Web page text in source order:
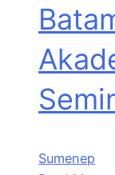
Sumenep